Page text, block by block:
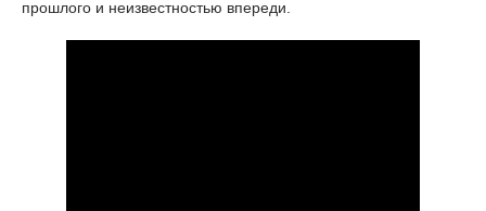
прошлого и неизвестностью впереди.